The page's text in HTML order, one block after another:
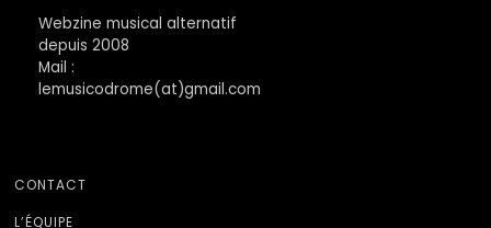
Webzine musical alternatif
depuis 2008
Mail :
lemusicodrome(at)gmail.com
CONTACT
L’ÉQUIPE